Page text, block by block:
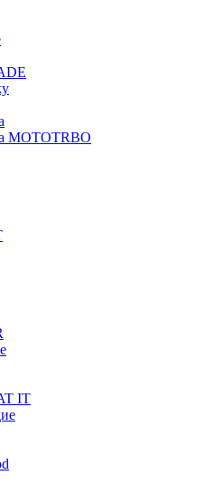
MOTOTRBO
IT